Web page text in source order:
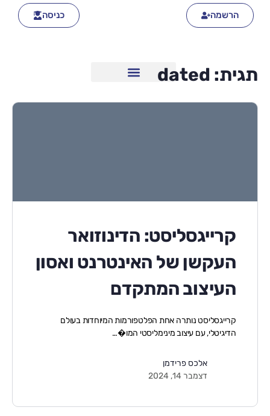
הרשמה כניסה
תגית: dated
קרייגסליסט: הדינוזואר
העקשן של האינטרנט ואסון
העיצוב המתקדם
קרייגסליסט נותרה אחת הפלטפורמות המיוחדות בעולם
הדיגיטלי, עם עיצוב מינימליסטי המו�…
אלכס פרידמן
דצמבר 14, 2024